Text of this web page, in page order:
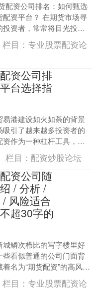
配资公司排名：如何甄选
配资平台？ 在期货市场寻
投资者，常常将目光投向
尔滨作为东北地区的经济
资服务....
栏目：专业股票配资论
资公司排
台选择指
易港建设如火如荼的背景
吸引了越来越多投资者的
资作为一种杠杆工具，能
同时也伴随着风险。面对
配资公司，如....
栏目： 配资炒股论坛
资公司随
/ 分析 /
风险适合
超30字的
城鳞次栉比的写字楼里好
些看似普通的公司门面背
名为“期货配资”的高风险
年来，随着期货市场波动
资者对高....
栏目：专业股票配资论